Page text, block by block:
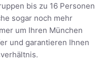
bis zu 16 Personen
sogar noch mehr
um Ihren München
und garantieren Ihnen